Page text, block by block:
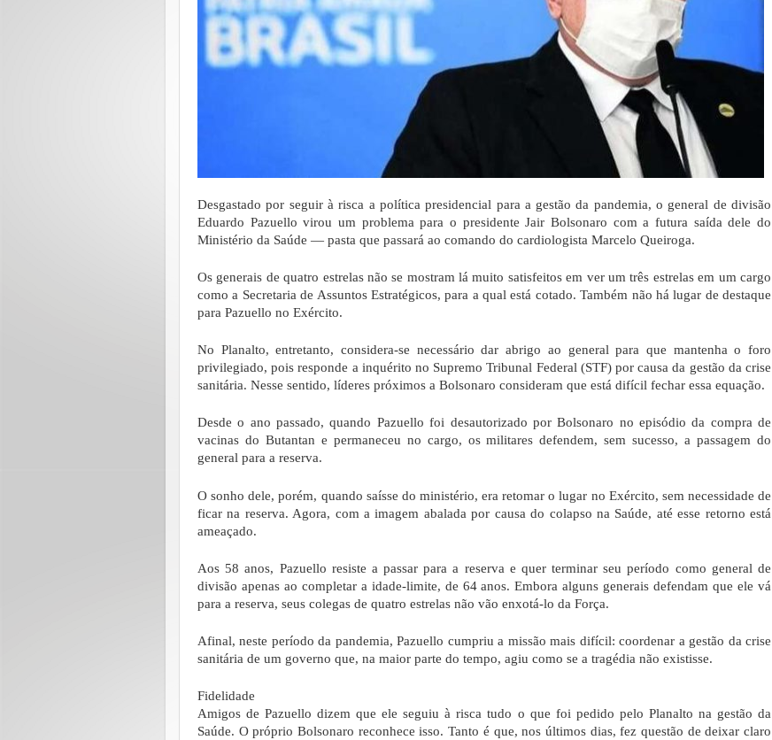
Desgastado por seguir à risca a política presidencial para a gestão da pandemia, o general de divisão
Eduardo Pazuello virou um problema para o presidente Jair Bolsonaro com a futura saída dele do
Ministério da Saúde — pasta que passará ao comando do cardiologista Marcelo Queiroga.
Os generais de quatro estrelas não se mostram lá muito satisfeitos em ver um três estrelas em um cargo
como a Secretaria de Assuntos Estratégicos, para a qual está cotado. Também não há lugar de destaque
para Pazuello no Exército.
No Planalto, entretanto, considera-se necessário dar abrigo ao general para que mantenha o foro
privilegiado, pois responde a inquérito no Supremo Tribunal Federal (STF) por causa da gestão da crise
sanitária. Nesse sentido, líderes próximos a Bolsonaro consideram que está difícil fechar essa equação.
Desde o ano passado, quando Pazuello foi desautorizado por Bolsonaro no episódio da compra de
vacinas do Butantan e permaneceu no cargo, os militares defendem, sem sucesso, a passagem do
general para a reserva.
O sonho dele, porém, quando saísse do ministério, era retomar o lugar no Exército, sem necessidade de
ficar na reserva. Agora, com a imagem abalada por causa do colapso na Saúde, até esse retorno está
ameaçado.
Aos 58 anos, Pazuello resiste a passar para a reserva e quer terminar seu período como general de
divisão apenas ao completar a idade-limite, de 64 anos. Embora alguns generais defendam que ele vá
para a reserva, seus colegas de quatro estrelas não vão enxotá-lo da Força.
Afinal, neste período da pandemia, Pazuello cumpriu a missão mais difícil: coordenar a gestão da crise
sanitária de um governo que, na maior parte do tempo, agiu como se a tragédia não existisse.
Fidelidade
Amigos de Pazuello dizem que ele seguiu à risca tudo o que foi pedido pelo Planalto na gestão da
Saúde. O próprio Bolsonaro reconhece isso. Tanto é que, nos últimos dias, fez questão de deixar claro